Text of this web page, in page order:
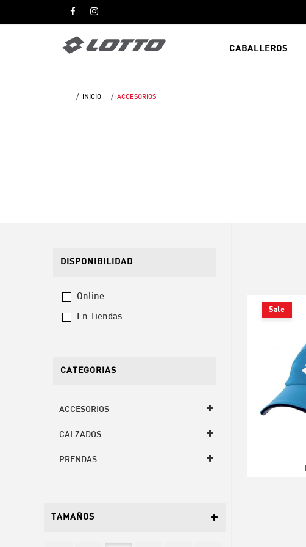
CABALLEROS
INICIO ACCESORIOS
Sale
DISPONIBILIDAD
Online
En Tiendas
CATEGORIAS
ACCESORIOS
CALZADOS
PRENDAS
TAMAÑOS